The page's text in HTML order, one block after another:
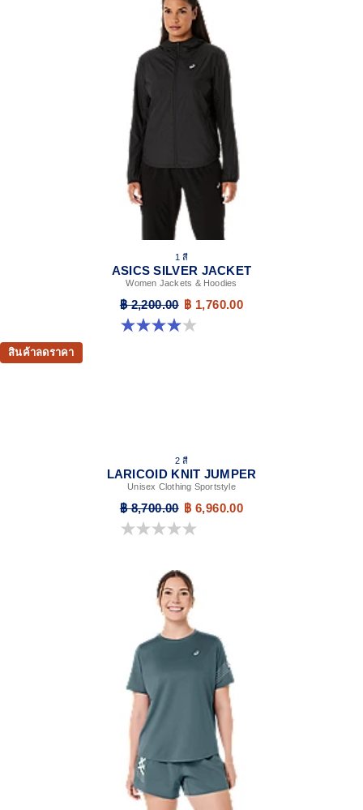
1 สี
ASICS SILVER JACKET
Women Jackets & Hoodies
฿ 2,200.00 ฿ 1,760.00
4.0 จาก 5 ดาว 1 รีวิว
สินค้าลดราคา
2 สี
LARICOID KNIT JUMPER
Unisex Clothing Sportstyle
฿ 8,700.00 ฿ 6,960.00
0.0 จาก 5 ดาว